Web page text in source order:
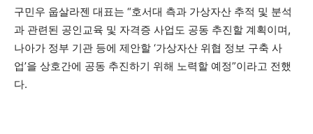
구민우 웁살라젠 대표는 “호서대 측과 가상자산 추적 및 분석
과 관련된 공인교육 및 자격증 사업도 공동 추진할 계획이며,
나아가 정부 기관 등에 제안할 ‘가상자산 위협 정보 구축 사
업’을 상호간에 공동 추진하기 위해 노력할 예정”이라고 전했
다.